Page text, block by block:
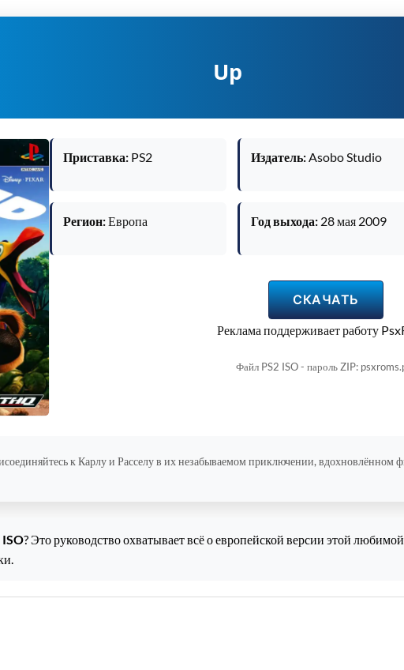
Up
Приставка: PS2 Издатель:Asobo Studio
Регион:Европа Год выхода: 28 мая 2009
СКАЧАТЬ
Реклама поддерживает работу
Файл PS2 ISO - пароль ZIP:
к Карлу и Расселу в их незабываемом приключении, вдохновлённом
ISO? Это руководство охватывает всё о европейской версии этой